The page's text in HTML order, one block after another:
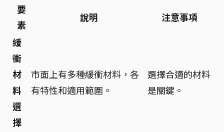
要
素
說明
注意事項
緩
衝
材
料
選
擇
市面上有多種緩衝材料，各
有特性和適用範圍。
選擇合適的材料
是關鍵。